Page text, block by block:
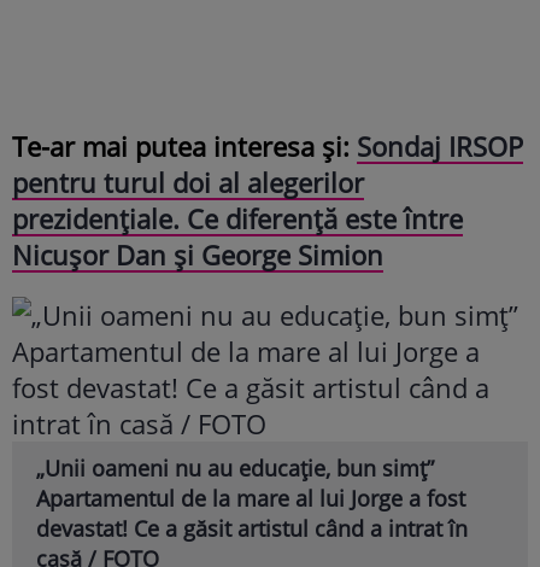
Te-ar mai putea interesa și: Sondaj IRSOP
pentru turul doi al alegerilor
prezidențiale. Ce diferență este între
Nicușor Dan și George Simion
„Unii oameni nu au educație, bun simț”
Apartamentul de la mare al lui Jorge a fost
devastat! Ce a găsit artistul când a intrat în
casă / FOTO